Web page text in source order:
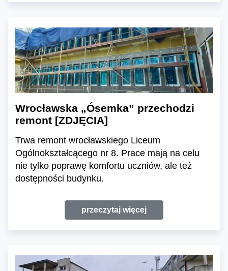
Wrocławska „Ósemka” przechodzi
remont [ZDJĘCIA]
Trwa remont wrocławskiego Liceum
Ogólnokształcącego nr 8. Prace mają na celu
nie tylko poprawę komfortu uczniów, ale też
dostępności budynku.
przeczytaj więcej